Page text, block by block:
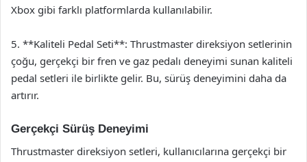
Xbox gibi farklı platformlarda kullanılabilir.
5. **Kaliteli Pedal Seti**: Thrustmaster direksiyon setlerinin
çoğu, gerçekçi bir fren ve gaz pedalı deneyimi sunan kaliteli
pedal setleri ile birlikte gelir. Bu, sürüş deneyimini daha da
artırır.
Gerçekçi Sürüş Deneyimi
Thrustmaster direksiyon setleri, kullanıcılarına gerçekçi bir